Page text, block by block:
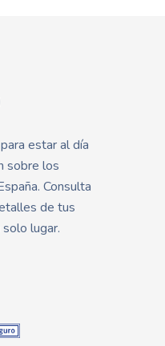
estar al día
sobre los
Consulta
de tus
lugar.